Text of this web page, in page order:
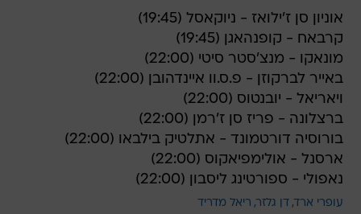
אוניון סן ז'ילואז - ניוקאסל (19:45)
קרבאח - קופנהאגן (19:45)
מונאקו - מנצ'סטר סיטי (22:00)
באייר לברקוזן - פ.ס.וו איינדהובן (22:00)
ויאריאל - יובנטוס (22:00)
ברצלונה - פריז סן ז'רמן (22:00)
בורוסיה דורטמונד - אתלטיק בילבאו (22:00)
ארסנל - אולימפיאקוס (22:00)
נאפולי - ספורטינג ליסבון (22:00)
עופרי ארד דן גלזר ריאל מדריד